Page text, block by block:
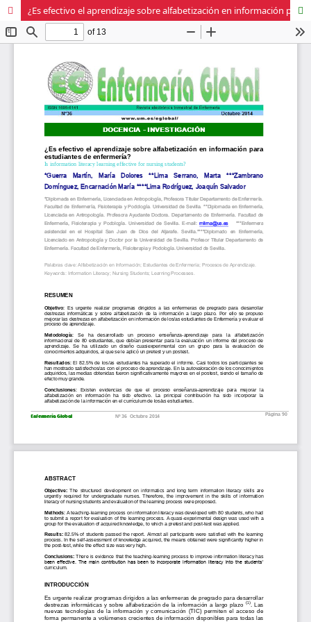
¿Es efectivo el aprendizaje sobre alfabetización en información para estudiantes de enfermería?